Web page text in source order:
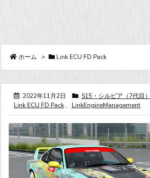
ホーム > Link ECU FD Pack
2022年11月2日 S15・シルビア（7代目）
Link ECU FD Pack , LinkEngineManagement